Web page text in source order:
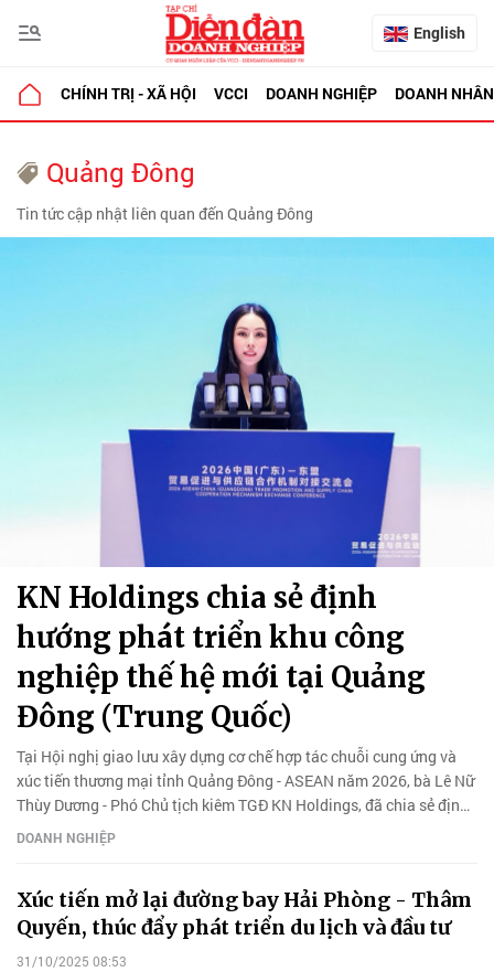
English
CHÍNH TRỊ - XÃ HỘI VCCI DOANH NGHIỆP DOANH NHÂN
Quảng Đông
Tin tức cập nhật liên quan đến Quảng Đông
KN Holdings chia sẻ định
hướng phát triển khu công
nghiệp thế hệ mới tại Quảng
Đông (Trung Quốc)
Tại Hội nghị giao lưu xây dựng cơ chế hợp tác chuỗi cung ứng và
xúc tiến thương mại tỉnh Quảng Đông - ASEAN năm 2026, bà Lê Nữ
Thùy Dương - Phó Chủ tịch kiêm TGĐ KN Holdings, đã chia sẻ định
hướng phát triển công nghiệp thế hệ mới tại Việt Nam.
DOANH NGHIỆP
Xúc tiến mở lại đường bay Hải Phòng - Thâm
Quyến, thúc đẩy phát triển du lịch và đầu tư
31/10/2025 08:53